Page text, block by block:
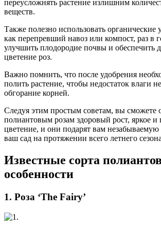
переусложнять растение излишним
веществ.
Также полезно использовать органические
как перепревший навоз или компост, раз в
улучшить плодородие почвы и обеспечить
цветение роз.
Важно помнить, что после удобрения
полить растение, чтобы недостаток влаги
обгорание корней.
Следуя этим простым советам, вы сможете
полиантовым розам здоровый рост, яркое и
цветение, и они подарят вам незабываемую
ваш сад на протяжении всего летнего
Известные сорта
особенности
1. Роза ‘The Fairy’